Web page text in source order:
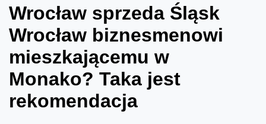
Wrocław sprzeda Śląsk
Wrocław biznesmenowi
mieszkającemu w
Monako? Taka jest
rekomendacja